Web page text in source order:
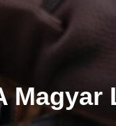
Magyar